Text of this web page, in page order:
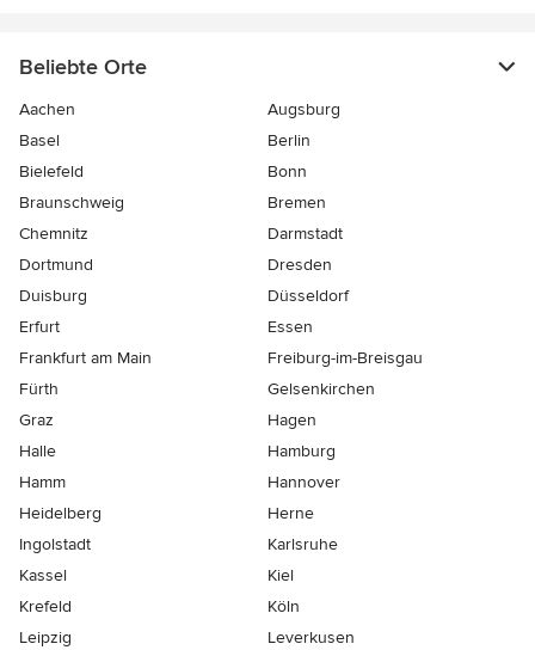
Beliebte Orte
Aachen
Augsburg
Basel
Berlin
Bielefeld
Bonn
Braunschweig
Bremen
Chemnitz
Darmstadt
Dortmund
Dresden
Duisburg
Düsseldorf
Erfurt
Essen
Frankfurt am Main
Freiburg-im-Breisgau
Fürth
Gelsenkirchen
Graz
Hagen
Halle
Hamburg
Hamm
Hannover
Heidelberg
Herne
Ingolstadt
Karlsruhe
Kassel
Kiel
Krefeld
Köln
Leipzig
Leverkusen